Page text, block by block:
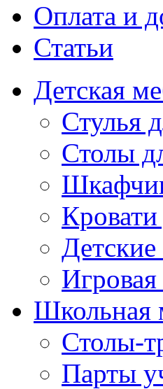
Оплата и
Статьи
Детская
Стулья
Столы
Кровати
Детские
Игровая
Школьная
Столы-
Парты